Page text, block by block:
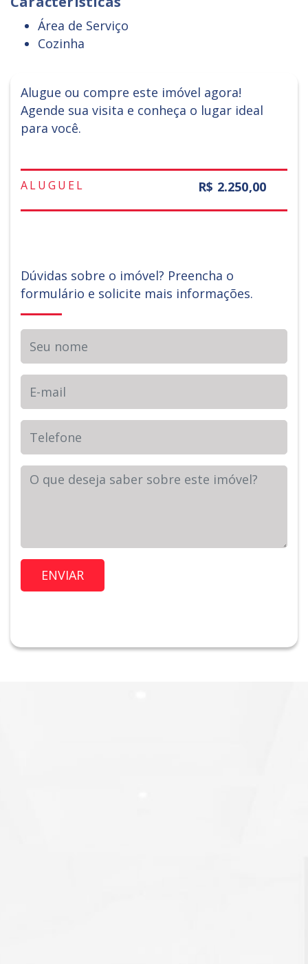
Área de Serviço
Cozinha
Alugue ou compre este imóvel agora!
Agende sua visita e conheça o lugar ideal
para você.
ALUGUEL R$ 2.250,00
Dúvidas sobre o imóvel? Preencha o
formulário e solicite mais informações.
Telefone
Sua Mensagem